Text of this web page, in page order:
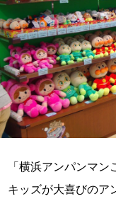
「横浜アンパンマン
キッズが大喜びのア